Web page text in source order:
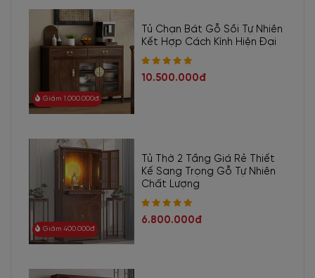
Giảm 1.000.000đ
Tủ Chạn Bát Gỗ Sồi Tự Nhiên
Kết Hợp Cách Kính Hiện Đại
10.500.000đ
Giảm 400.000đ
Tủ Thờ 2 Tầng Giá Rẻ Thiết
Kế Sang Trọng Gỗ Tự Nhiên
Chất Lượng
6.800.000đ